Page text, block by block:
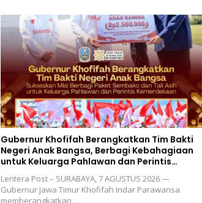
Gubernur Khofifah Berangkatkan Tim Bakti
Negeri Anak Bangsa, Berbagi Kebahagiaan
untuk Keluarga Pahlawan dan Perintis
Lentera Post – SURABAYA, 7 AGUSTUS 2026 —
Gubernur Jawa Timur Khofifah Indar Parawansa